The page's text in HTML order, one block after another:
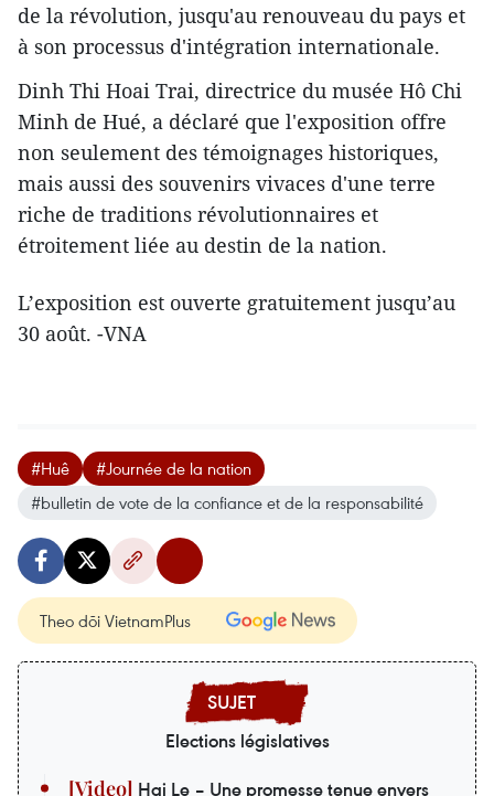
de la révolution, jusqu'au renouveau du pays et
à son processus d'intégration internationale.
Dinh Thi Hoai Trai, directrice du musée Hô Chi
Minh de Hué, a déclaré que l'exposition offre
non seulement des témoignages historiques,
mais aussi des souvenirs vivaces d'une terre
riche de traditions révolutionnaires et
étroitement liée au destin de la nation.
L’exposition est ouverte gratuitement jusqu’au
30 août. -VNA
#Huê
#Journée de la nation
#bulletin de vote de la confiance et de la responsabilité
Theo dõi VietnamPlus
Elections législatives
Hai Le – Une promesse tenue envers